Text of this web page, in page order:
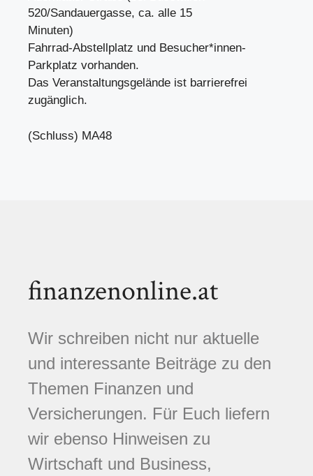
520/Sandauergasse, ca. alle 15
Minuten)
Fahrrad-Abstellplatz und Besucher*innen-
Parkplatz vorhanden.
Das Veranstaltungsgelände ist barrierefrei
zugänglich.
(Schluss) MA48
finanzenonline.at
Wir schreiben nicht nur aktuelle
und interessante Beiträge zu den
Themen Finanzen und
Versicherungen. Für Euch liefern
wir ebenso Hinweisen zu
Wirtschaft und Business,